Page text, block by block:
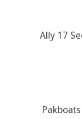
Ally 17